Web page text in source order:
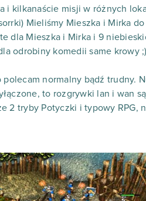
i kilkanaście misji w różnych
Mieliśmy Mieszka i Mirka
dla Mieszka i Mirka i 9
odrobiny komedii same krowy ;)
normalny bądź trudny.
to rozgrywki lan i wan
2 tryby Potyczki i typowy RPG,